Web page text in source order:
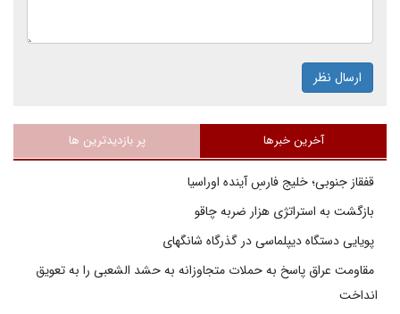
ارسال نظر
آخرین خبرها پر بازدیدترین ها
قفقاز جنوبی؛ خلیج فارسِ آینده اوراسیا
بازگشت به استراتژی هزار ضربه چاقو
پویایی دستگاه دیپلماسی در گذرگاه شانگهای
مقاومت عراق پاسخ به حملات متجاوزانه به حشد الشعبی را به تعویق
انداخت